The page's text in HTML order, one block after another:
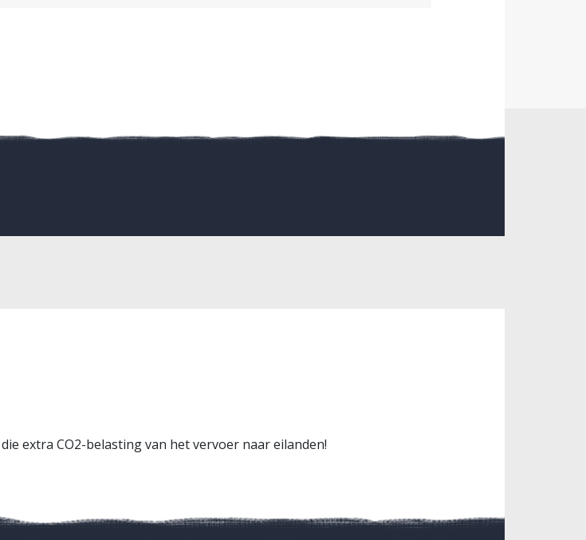
extra CO2-belasting van het vervoer naar eilanden!